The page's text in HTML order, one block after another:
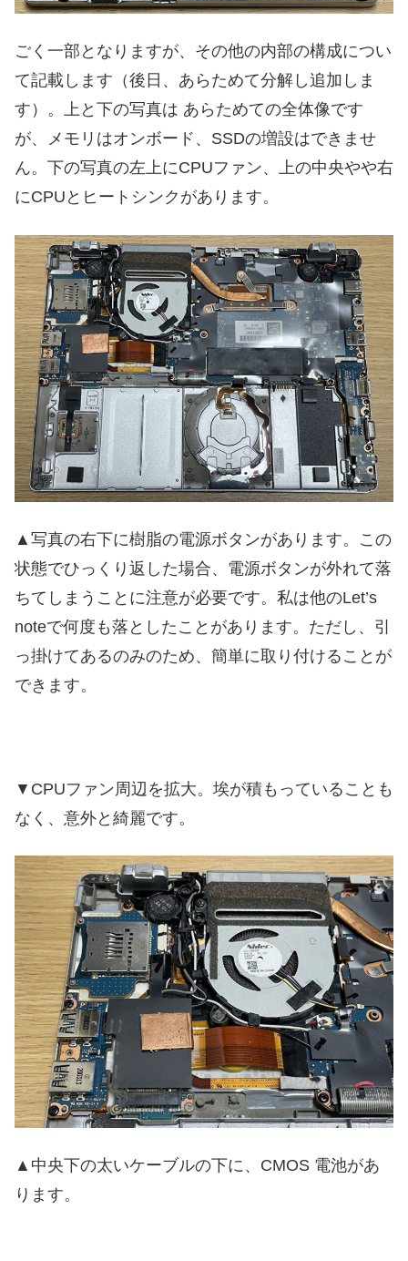
ごく一部となりますが、その他の内部の構成につい
て記載します（後日、あらためて分解し追加しま
す）。上と下の写真は あらためての全体像です
が、メモリはオンボード、SSDの増設はできませ
ん。下の写真の左上にCPUファン、上の中央やや右
にCPUとヒートシンクがあります。
▲写真の右下に樹脂の電源ボタンがあります。この
状態でひっくり返した場合、電源ボタンが外れて落
ちてしまうことに注意が必要です。私は他のLet’s
noteで何度も落としたことがあります。ただし、引
っ掛けてあるのみのため、簡単に取り付けることが
できます。
▼CPUファン周辺を拡大。埃が積もっていることも
なく、意外と綺麗です。
▲中央下の太いケーブルの下に、CMOS 電池があ
ります。